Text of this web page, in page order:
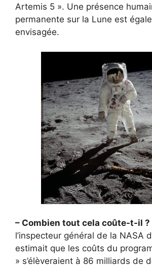
Artemis 5 ». Une présence
permanente sur la Lune est
envisagée.
– Combien tout cela coûte-t-il ?
l’inspecteur général de la NASA
estimait que les coûts du
» s’élèveraient à 86 milliards de